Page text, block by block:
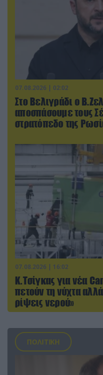
07.08.2026 | 02:02
Στο Βελιγράδι ο
αποσπάσουμε τους
στρατόπεδο της
07.08.2026 | 16:02
Κ.Τσίγκας για νέα
πετούν τη νύχτα
ρίψεις νερού»
ΠΟΛΙΤΙΚΗ